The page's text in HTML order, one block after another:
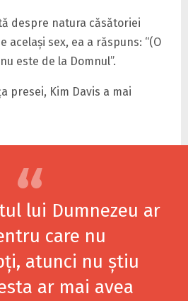
despre natura căsătoriei
acelaşi sex, ea a răspuns: “(O
este de la Domnul”.
presei, Kim Davis a mai
lui Dumnezeu ar
care nu
atunci nu ştiu
ar mai avea